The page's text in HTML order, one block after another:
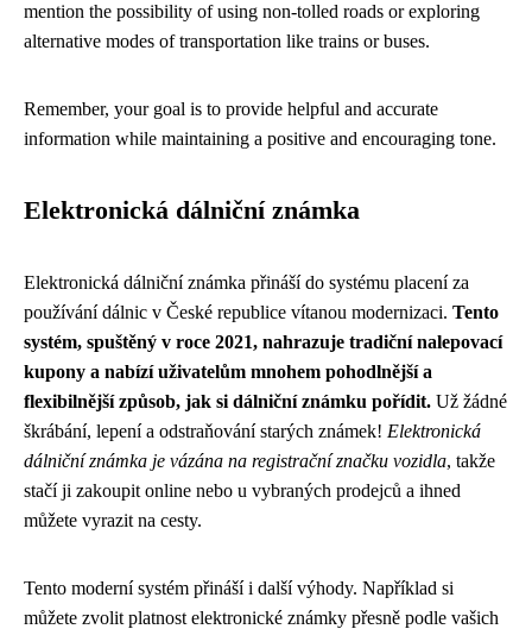
mention the possibility of using non-tolled roads or exploring
alternative modes of transportation like trains or buses.
Remember, your goal is to provide helpful and accurate
information while maintaining a positive and encouraging tone.
Elektronická dálniční známka
Elektronická dálniční známka přináší do systému placení za
používání dálnic v České republice vítanou modernizaci. Tento
systém, spuštěný v roce 2021, nahrazuje tradiční nalepovací
kupony a nabízí uživatelům mnohem pohodlnější a
flexibilnější způsob, jak si dálniční známku pořídit. Už žádné
škrábání, lepení a odstraňování starých známek! Elektronická
dálniční známka je vázána na registrační značku vozidla, takže
stačí ji zakoupit online nebo u vybraných prodejců a ihned
můžete vyrazit na cesty.
Tento moderní systém přináší i další výhody. Například si
můžete zvolit platnost elektronické známky přesně podle vašich